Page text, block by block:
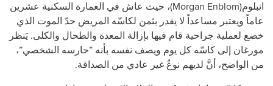
انبلوم(Morgan Enblom)، حيث عاش في العمارة السكنية عشرين
عاماً ويعتبر مساعداً لا يقدر بثمن لكاسّه المريض حدّ الموت الذي
خضع لعملية جراحية قام فيها بإزالة المعدة والطحال والكلى. يَنظر
مورغان إلى كاسّه كل يوم ويصف نفسه بأنه ”حارسه الشخصي”،
من الواضح، أنَّ لديهم نوعٌ غير عادي من الصداقة.